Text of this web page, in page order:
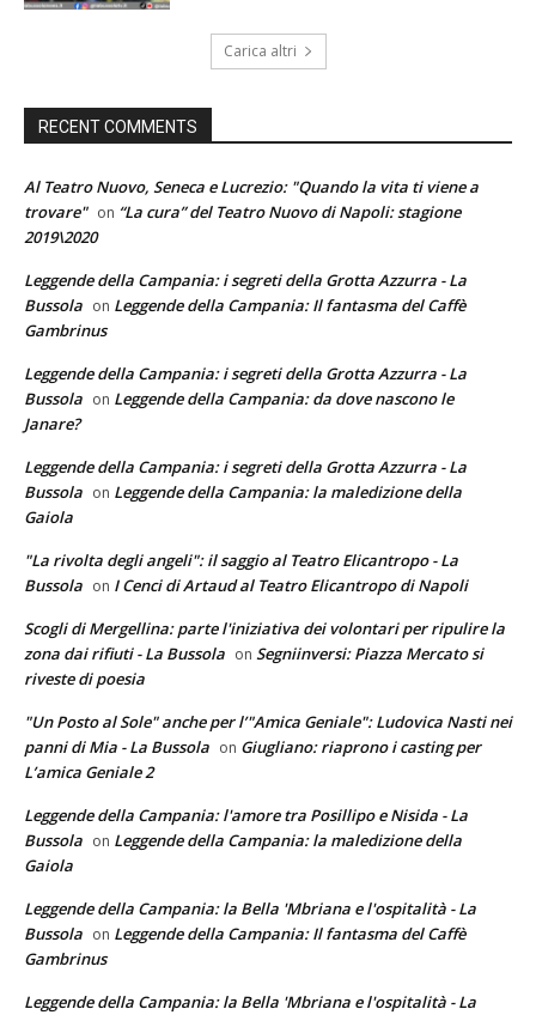
Carica altri
RECENT COMMENTS
Al Teatro Nuovo, Seneca e Lucrezio: "Quando la vita ti viene a
trovare" on “La cura” del Teatro Nuovo di Napoli: stagione
2019\2020
Leggende della Campania: i segreti della Grotta Azzurra - La
Bussola on Leggende della Campania: Il fantasma del Caffè
Gambrinus
Leggende della Campania: i segreti della Grotta Azzurra - La
Bussola on Leggende della Campania: da dove nascono le
Janare?
Leggende della Campania: i segreti della Grotta Azzurra - La
Bussola on Leggende della Campania: la maledizione della
Gaiola
"La rivolta degli angeli": il saggio al Teatro Elicantropo - La
Bussola on I Cenci di Artaud al Teatro Elicantropo di Napoli
Scogli di Mergellina: parte l'iniziativa dei volontari per ripulire la
zona dai rifiuti - La Bussola on Segniinversi: Piazza Mercato si
riveste di poesia
"Un Posto al Sole" anche per l’"Amica Geniale": Ludovica Nasti nei
panni di Mia - La Bussola on Giugliano: riaprono i casting per
L’amica Geniale 2
Leggende della Campania: l'amore tra Posillipo e Nisida - La
Bussola on Leggende della Campania: la maledizione della
Gaiola
Leggende della Campania: la Bella 'Mbriana e l'ospitalità - La
Bussola on Leggende della Campania: Il fantasma del Caffè
Gambrinus
Leggende della Campania: la Bella 'Mbriana e l'ospitalità - La